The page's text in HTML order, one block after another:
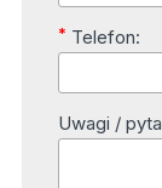
* Telefon:
Uwagi /